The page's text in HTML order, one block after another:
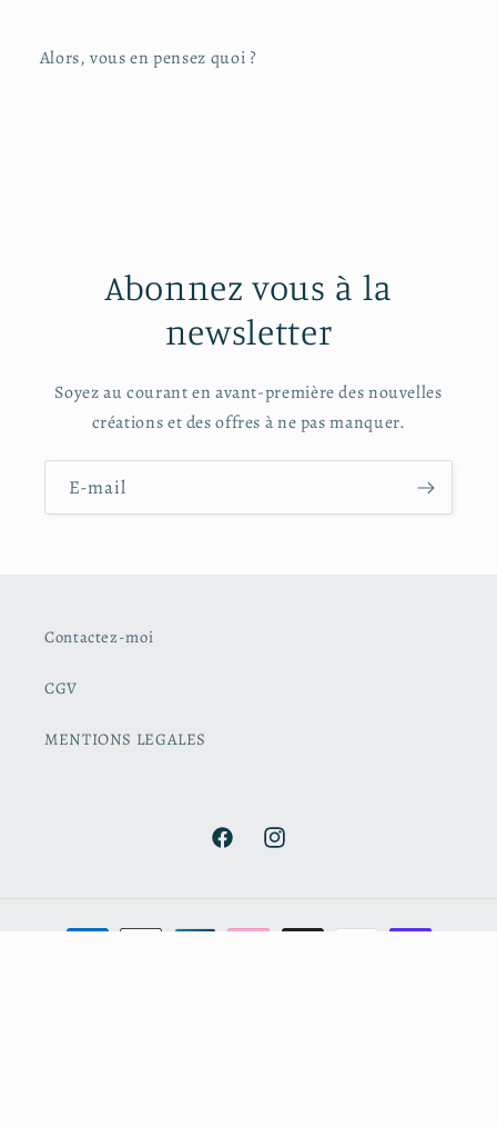
Alors, vous en pensez quoi ?
Abonnez vous à la
newsletter
Soyez au courant en avant-première des nouvelles
créations et des offres à ne pas manquer.
E-mail
Contactez-moi
CGV
MENTIONS LEGALES
FacebookInstagram
Moyens